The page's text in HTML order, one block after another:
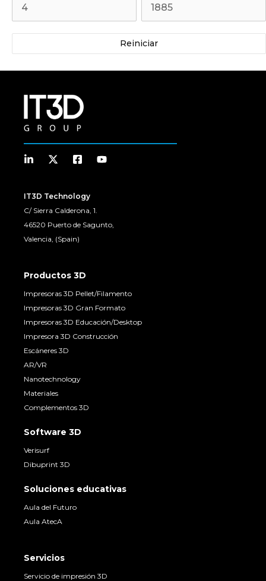
Reiniciar
IT3D Technology
C/ Sierra Calderona, 1.
46520 Puerto de Sagunto,
Valencia, (Spain)
Productos 3D
Impresoras 3D Pellet/Filamento
Impresoras 3D Gran Formato
Impresoras 3D Educación/Desktop
Impresora 3D Construcción
Escáneres 3D
AR/VR
Nanotechnology
Materiales
Complementos 3D
Software 3D
Verisurf
Dibuprint 3D
Soluciones educativas
Aula del Futuro
Aula AtecA
Servicios
Servicio de impresión 3D